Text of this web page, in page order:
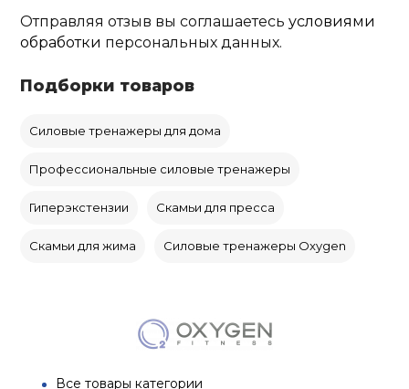
Отправляя отзыв вы соглашаетесьусловиями
обработки персональных данных.
Подборки товаров
Силовые тренажеры для дома
Профессиональные силовые тренажеры
Гиперэкстензии Скамьи для пресса
Скамьи для жима Силовые тренажеры Oxygen
Все товары категории